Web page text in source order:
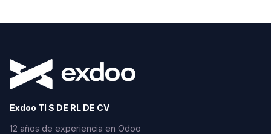
Exdoo TI S DE RL DE CV
12 años de experiencia en Odoo